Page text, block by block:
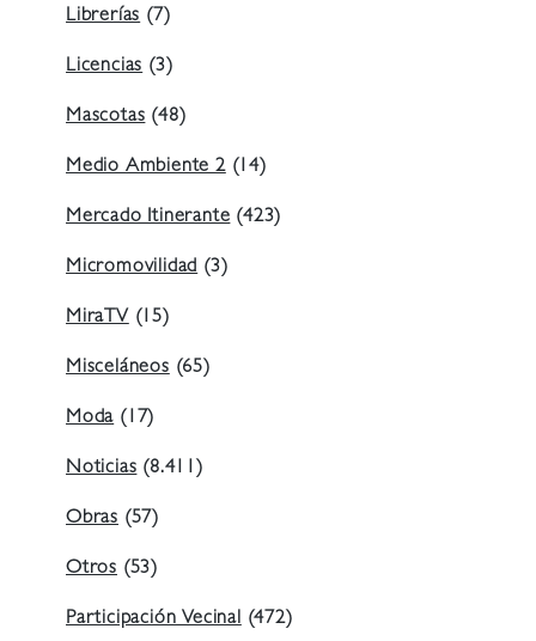
Librerías(7)
Licencias(3)
Mascotas(48)
Medio Ambiente 2(14)
Mercado Itinerante(423)
Micromovilidad(3)
MiraTV(15)
Misceláneos(65)
Moda(17)
Noticias(8.411)
Obras (57)
Otros (53)
Participación Vecinal(472)